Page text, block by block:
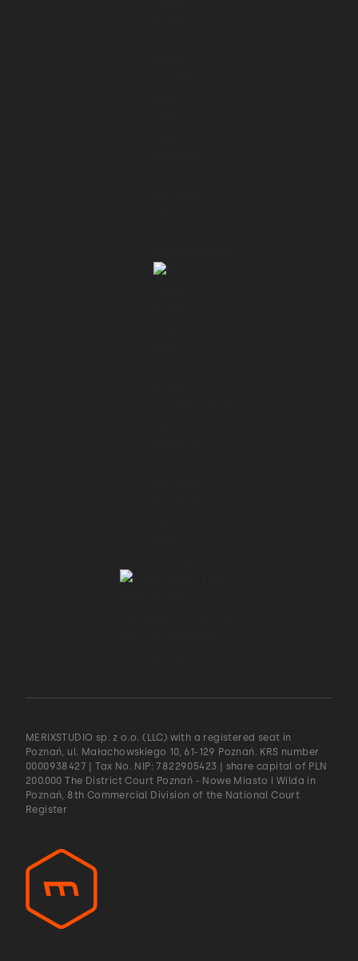
MERIXSTUDIO sp. z o.o. (LLC) with a registered seat in
Poznań, ul. Małachowskiego 10, 61-129 Poznań. KRS number
0000938427 | Tax No. NIP: 7822905423 | share capital of PLN
200.000 The District Court Poznań - Nowe Miasto i Wilda in
Poznań, 8th Commercial Division of the National Court
Register